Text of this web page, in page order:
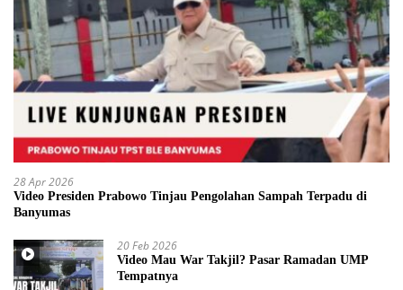
28 Apr 2026
Video Presiden Prabowo Tinjau Pengolahan Sampah Terpadu di
Banyumas
20 Feb 2026
Video Mau War Takjil? Pasar Ramadan UMP
Tempatnya